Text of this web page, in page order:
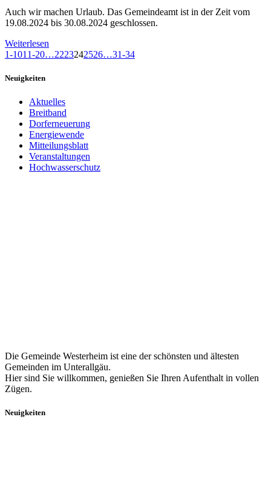
Auch wir machen Urlaub. Das Gemeindeamt ist in der Zeit vom
19.08.2024 bis 30.08.2024 geschlossen.
Weiterlesen
1-1011-20…2223242526…31-34
Neuigkeiten
Aktuelles
Breitband
Dorferneuerung
Energiewende
Mitteilungsblatt
Veranstaltungen
Hochwasserschutz
Die Gemeinde Westerheim ist eine der schönsten und ältesten
Gemeinden im Unterallgäu.
Hier sind Sie willkommen, genießen Sie Ihren Aufenthalt in vollen
Zügen.
Neuigkeiten